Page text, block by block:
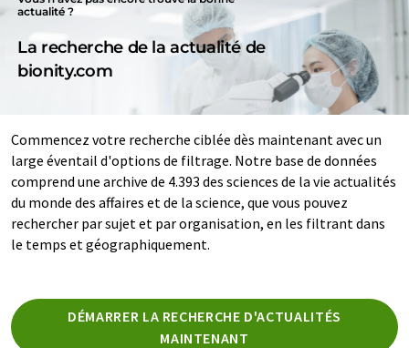
actualité ?
La recherche de la actualité de
bionity.com
Commencez votre recherche ciblée dès maintenant avec un
large éventail d'options de filtrage. Notre base de données
comprend une archive de 4.393 des sciences de la vie actualités
du monde des affaires et de la science, que vous pouvez
rechercher par sujet et par organisation, en les filtrant dans
le temps et géographiquement.
DÉMARRER LA RECHERCHE D'ACTUALITÉS
MAINTENANT